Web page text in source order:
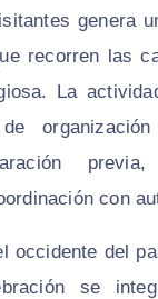
genera
recorren las
La
con
occidente del
se